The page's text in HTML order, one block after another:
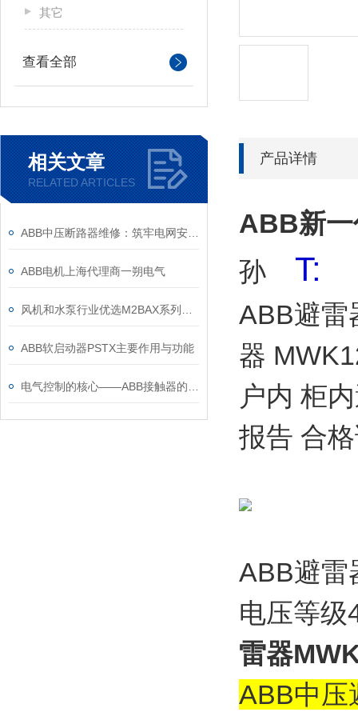
其它
查看全部
相关文章
RELATED ARTICLES
ABB电机上海代理商一朔电气
ABB软启动器PSTX主要作用与功能
产品详情
ABB新
孙 T:
ABB避雷
器
户内 柜
报告 合
ABB避雷
电压等
雷器
ABB中压